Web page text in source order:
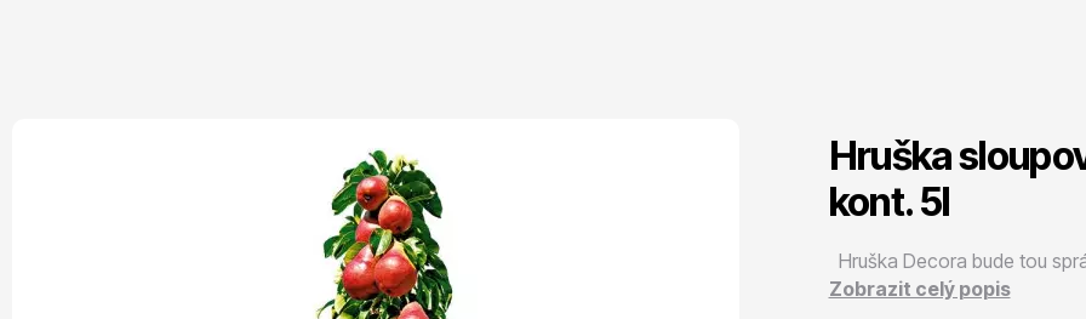
Trvalky
Hruška
kont. 5l
Hruška Decora bude tou
Zobrazit celý popis